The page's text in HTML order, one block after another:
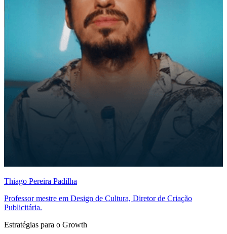
Thiago Pereira Padilha
Professor mestre em Design de Cultura, Diretor de Criação
Publicitária.
Estratégias para o Growth